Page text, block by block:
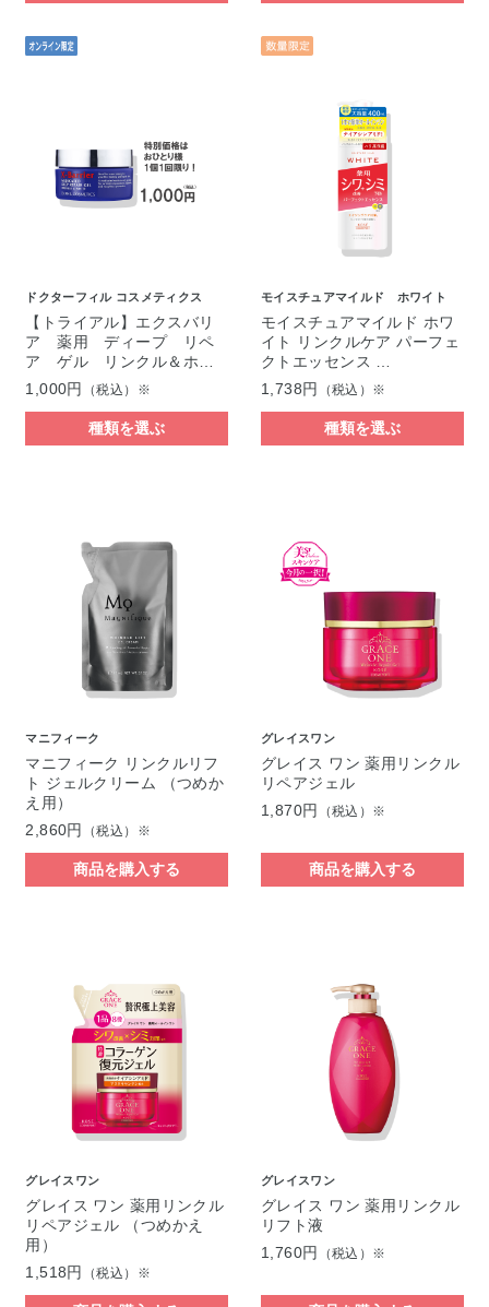
ドクターフィル コスメティクス
【トライアル】エクスバリ
ア 薬用 ディープ リペ
ア ゲル リンクル＆ホ…
1,000円
（税込）※
種類を選ぶ
モイスチュアマイルド ホワイト
モイスチュアマイルド ホワ
イト リンクルケア パーフェ
クトエッセンス …
1,738円
（税込）※
種類を選ぶ
マニフィーク
マニフィーク リンクルリフ
ト ジェルクリーム （つめか
え用）
2,860円
（税込）※
商品を購入する
グレイスワン
グレイス ワン 薬用リンクル
リペアジェル
1,870円
（税込）※
商品を購入する
グレイスワン
グレイス ワン 薬用リンクル
リペアジェル （つめかえ
用）
1,518円
（税込）※
グレイスワン
グレイス ワン 薬用リンクル
リフト液
1,760円
（税込）※